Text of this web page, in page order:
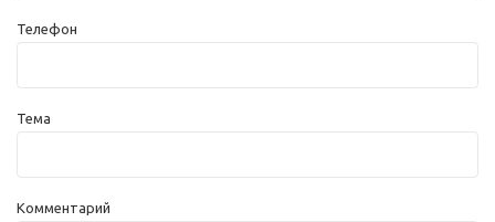
Телефон
Тема
Комментарий